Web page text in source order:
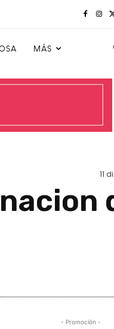
MÁS
11
- Promoción -